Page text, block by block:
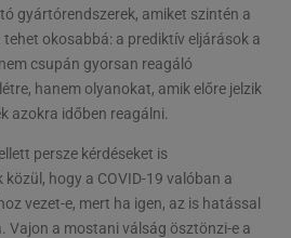
gyártórendszerek, amiket szintén a
okosabbá: a prediktív eljárások a
csupán gyorsan reagáló
hanem olyanokat, amik előre jelzik
azokra időben reagálni.
persze kérdéseket is
hogy a COVID-19 valóban a
vezet-e, mert ha igen, az is hatással
Vajon a mostani válság ösztönzi-e a